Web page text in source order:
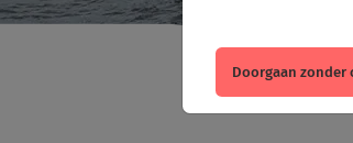
Doorgaan zonder